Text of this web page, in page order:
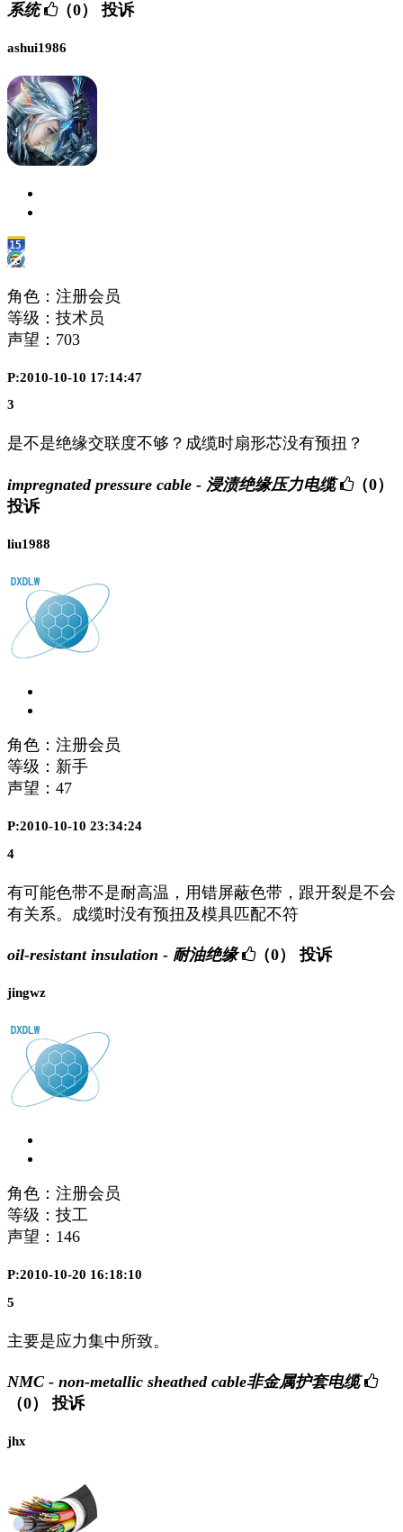
系统 （0） 投诉
ashui1986
角色：注册会员
等级：技术员
声望： 703
P:2010-10-10 17:14:47
3
是不是绝缘交联度不够？成缆时扇形芯没有预扭？
impregnated pressure cable - 浸渍绝缘压力电缆
（0）
投诉
liu1988
角色：注册会员
等级：新手
声望： 47
P:2010-10-10 23:34:24
4
有可能色带不是耐高温，用错屏蔽色带，跟开裂是不会
有关系。成缆时没有预扭及模具匹配不符
oil-resistant insulation - 耐油绝缘 （0） 投诉
jingwz
角色：注册会员
等级：技工
声望： 146
P:2010-10-20 16:18:10
5
主要是应力集中所致。
NMC - non-metallic sheathed cable非金属护套电缆
（0）
投诉
jhx